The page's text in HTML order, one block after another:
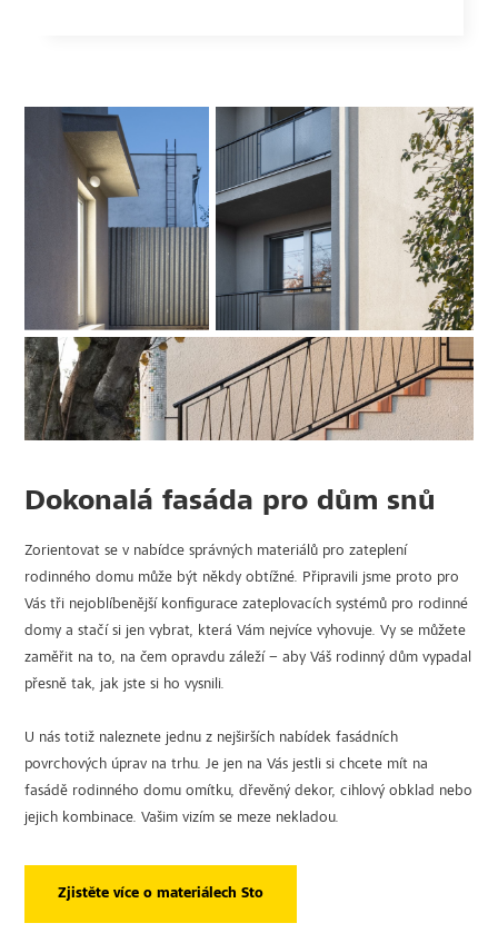
Dokonalá fasáda pro dům snů
Zorientovat se v nabídce správných materiálů pro zateplení
rodinného domu může být někdy obtížné. Připravili jsme proto pro
Vás tři nejoblíbenější konfigurace zateplovacích systémů pro rodinné
domy a stačí si jen vybrat, která Vám nejvíce vyhovuje. Vy se můžete
zaměřit na to, na čem opravdu záleží – aby Váš rodinný dům vypadal
přesně tak, jak jste si ho vysnili.
U nás totiž naleznete jednu z nejširších nabídek fasádních
povrchových úprav na trhu. Je jen na Vás jestli si chcete mít na
fasádě rodinného domu omítku, dřevěný dekor, cihlový obklad nebo
jejich kombinace. Vašim vizím se meze nekladou.
Zjistěte více o materiálech Sto